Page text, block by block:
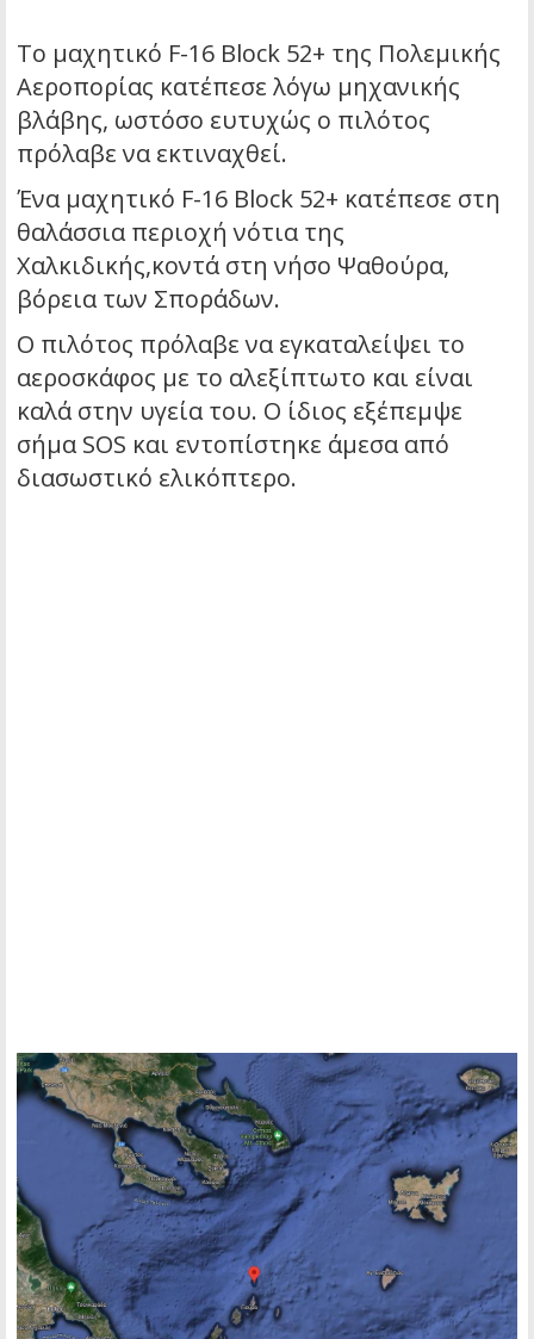
Tο μαχητικό F-16 Block 52+ της Πολεμικής
Αεροπορίας κατέπεσε λόγω μηχανικής
βλάβης, ωστόσο ευτυχώς ο πιλότος
πρόλαβε να εκτιναχθεί.
Ένα μαχητικό F-16 Block 52+ κατέπεσε στη
θαλάσσια περιοχή νότια της
Χαλκιδικής,κοντά στη νήσο Ψαθούρα,
βόρεια των Σποράδων.
Ο πιλότος πρόλαβε να εγκαταλείψει το
αεροσκάφος με το αλεξίπτωτο και είναι
καλά στην υγεία του. Ο ίδιος εξέπεμψε
σήμα SOS και εντοπίστηκε άμεσα από
διασωστικό ελικόπτερο.